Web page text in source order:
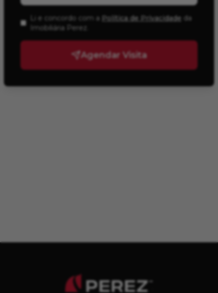
Li e concordo com a Política de Privacidade da
Imobiliária Perez
Agendar Visita